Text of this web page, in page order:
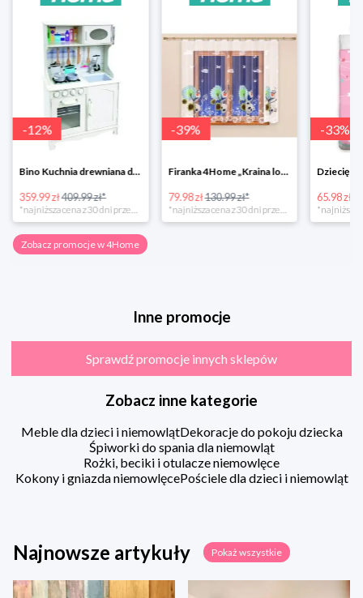
-12%
Bino Kuchnia drewniana dla dzieci Provence
359.99 zł409.99 zł*
-39%
Firanka 4Home „Kraina lodu” (Frozen)
79.98 zł130.99 zł*
-33%
65.98 zł
Zobacz promocje w 4Home
Inne promocje
Sprawdź promocje innych sklepów
Zobacz inne kategorie
Meble dla dzieci i niemowlątDekoracje do pokoju dziecka
Śpiworki do spania dla niemowląt
Rożki, beciki i otulacze niemowlęce
Kokony i gniazda niemowlęcePościele dla dzieci i niemowląt
Najnowsze artykuły Pokaż wszystkie